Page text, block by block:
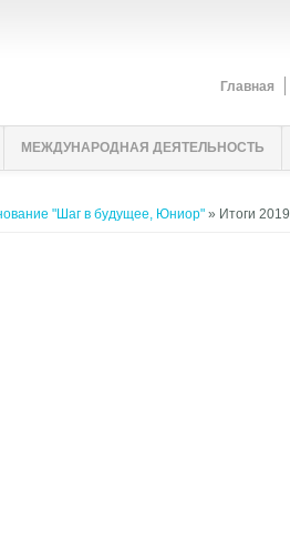
Главная
МЕЖДУНАРОДНАЯ ДЕЯТЕЛЬНОСТЬ
"Шаг в будущее, Юниор" » Итоги 2019